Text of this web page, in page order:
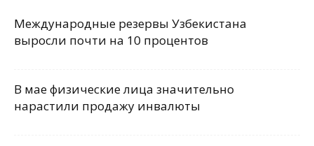
Международные резервы Узбекистана
выросли почти на 10 процентов
В мае физические лица значительно
нарастили продажу инвалюты